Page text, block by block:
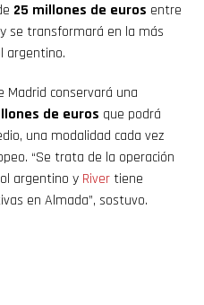
25 millones de euros entre
se transformará en la más
argentino.
Madrid conservará una
de euros que podrá
una modalidad cada vez
“Se trata de la operación
argentino y Rivertiene
en Almada”, sostuvo.